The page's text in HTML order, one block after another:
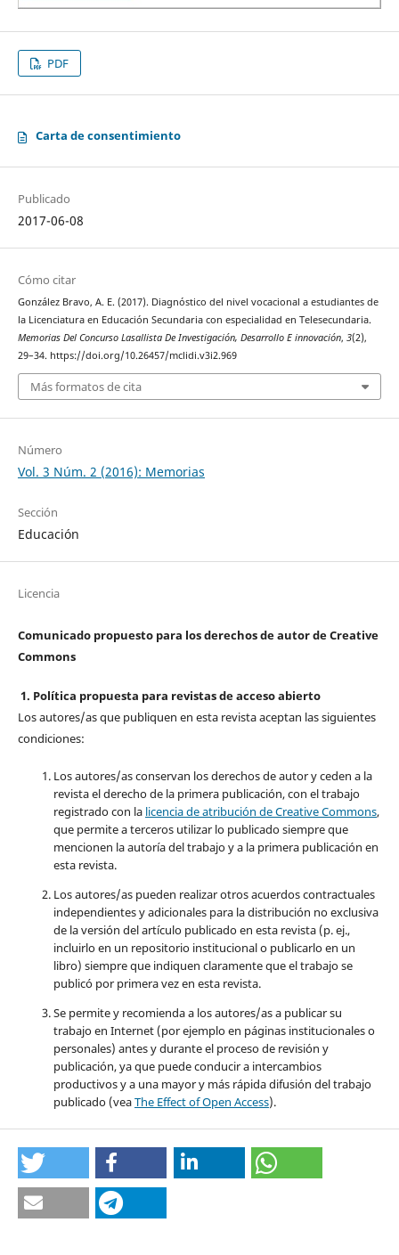
PDF
Carta de consentimiento
Publicado
2017-06-08
Cómo citar
González Bravo, A. E. (2017). Diagnóstico del nivel vocacional a estudiantes de
la Licenciatura en Educación Secundaria con especialidad en Telesecundaria.
Memorias Del Concurso Lasallista De Investigación, Desarrollo E innovación, 3(2),
29–34. https://doi.org/10.26457/mclidi.v3i2.969
Más formatos de cita
Número
Vol. 3 Núm. 2 (2016): Memorias
Sección
Educación
Licencia
Comunicado propuesto para los derechos de autor de Creative
Commons
1. Política propuesta para revistas de acceso abierto
Los autores/as que publiquen en esta revista aceptan las siguientes
condiciones:
Los autores/as conservan los derechos de autor y ceden a la
revista el derecho de la primera publicación, con el trabajo
registrado con la licencia de atribución de Creative Commons,
que permite a terceros utilizar lo publicado siempre que
mencionen la autoría del trabajo y a la primera publicación en
esta revista.
Los autores/as pueden realizar otros acuerdos contractuales
independientes y adicionales para la distribución no exclusiva
de la versión del artículo publicado en esta revista (p. ej.,
incluirlo en un repositorio institucional o publicarlo en un
libro) siempre que indiquen claramente que el trabajo se
publicó por primera vez en esta revista.
Se permite y recomienda a los autores/as a publicar su
trabajo en Internet (por ejemplo en páginas institucionales o
personales) antes y durante el proceso de revisión y
publicación, ya que puede conducir a intercambios
productivos y a una mayor y más rápida difusión del trabajo
publicado (veaThe Effect of Open Access).